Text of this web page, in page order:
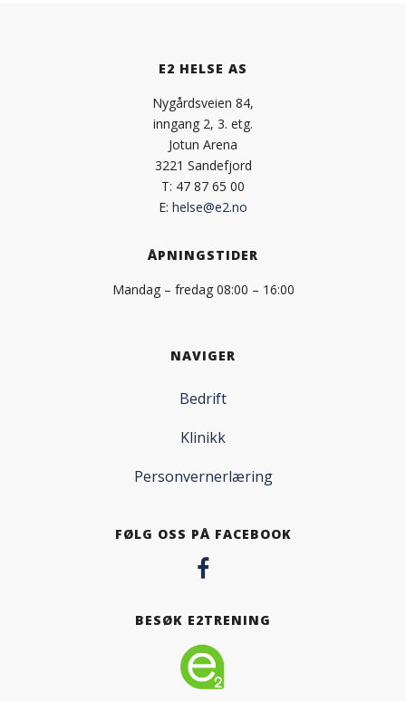
E2 HELSE AS
Nygårdsveien 84,
inngang 2, 3. etg.
Jotun Arena
3221 Sandefjord
T: 47 87 65 00
E: helse@e2.no
ÅPNINGSTIDER
Mandag – fredag 08:00 – 16:00
NAVIGER
Bedrift
Klinikk
Personvernerlæring
FØLG OSS PÅ FACEBOOK
BESØK E2TRENING